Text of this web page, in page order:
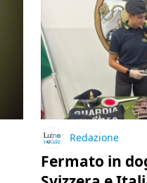
Redazione
Fermato in